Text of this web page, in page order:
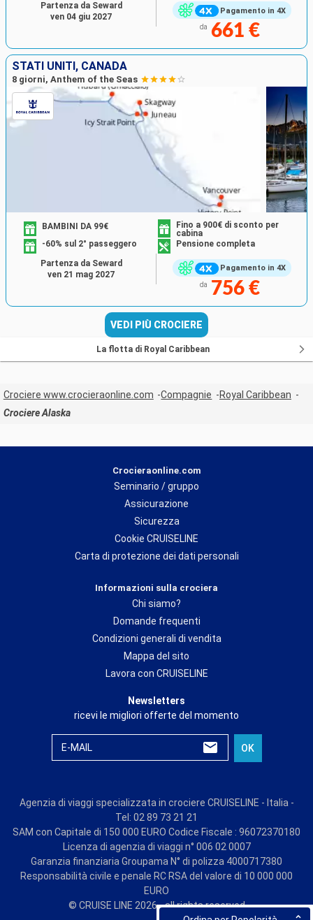
Pagamento in 4X
da 661 €
Partenza da Seward
ven 04 giu 2027
STATI UNITI, CANADA
8 giorni, Anthem of the Seas
Pagamento in 4X
BAMBINI DA 99€
Fino a 900€ di sconto per
cabina
-60% sul 2° passeggero
Pensione completa
da 756 €
Partenza da Seward
ven 21 mag 2027
VEDI PIÙ CROCIERE
La flotta di Royal Caribbean
Crociere www.crocieraonline.com Compagnie
Royal Caribbean
Crociere Alaska
Crocieraonline.com
Seminario / gruppo
Assicurazione
Sicurezza
Cookie CRUISELINE
Carta di protezione dei dati personali
Informazioni sulla crociera
Chi siamo?
Domande frequenti
Condizioni generali di vendita
Mappa del sito
Lavora con CRUISELINE
Newsletters
ricevi le migliori offerte del momento
E-MAIL OK
Agenzia di viaggi specializzata in crociere CRUISELINE - Italia -
Tel: 02 89 73 21 21
SAM con Capitale di 150 000 EURO Codice Fiscale : 96072370180
Licenza di agenzia di viaggi n° 006 02 0007
Garanzia finanziaria Groupama N° di polizza 4000717380
Responsabilità civile e penale RC RSA del valore di 10 000 000
EURO
© CRUISE LINE 2026 - all rights reserved